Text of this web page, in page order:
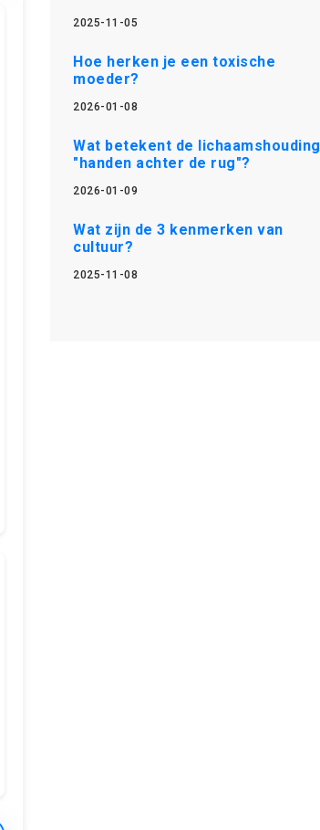
2025-11-05
Hoe herken je een toxische
moeder?
2026-01-08
Wat betekent de lichaamshouding
"handen achter de rug"?
2026-01-09
Wat zijn de 3 kenmerken van
cultuur?
2025-11-08